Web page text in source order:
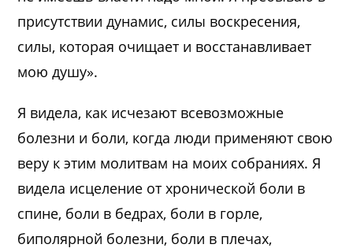
присутствии дунамис, силы воскресения,
силы, которая очищает и восстанавливает
мою душу».
Я видела, как исчезают всевозможные
болезни и боли, когда люди применяют свою
веру к этим молитвам на моих собраниях. Я
видела исцеление от хронической боли в
спине, боли в бедрах, боли в горле,
биполярной болезни, боли в плечах,